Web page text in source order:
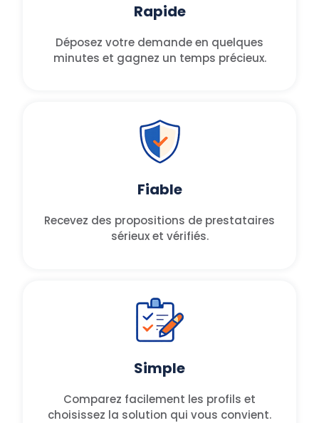
Rapide
Déposez votre demande en quelques
minutes et gagnez un temps précieux.
Fiable
Recevez des propositions de prestataires
sérieux et vérifiés.
Simple
Comparez facilement les profils et
choisissez la solution qui vous convient.